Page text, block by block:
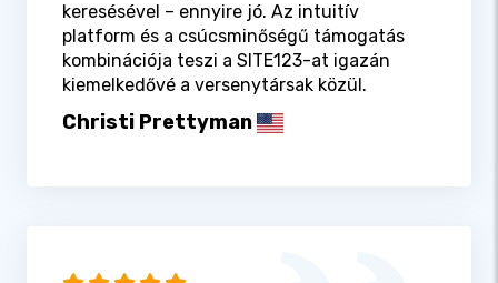
keresésével – ennyire jó. Az intuitív
platform és a csúcsminőségű támogatás
kombinációja teszi a SITE123-at igazán
kiemelkedővé a versenytársak közül.
Christi Prettyman